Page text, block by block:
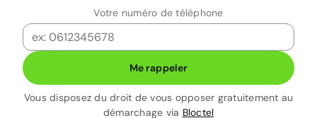
Votre numéro de téléphone
Me rappeler
Vous disposez du droit de vous opposer gratuitement au
démarchage via Bloctel